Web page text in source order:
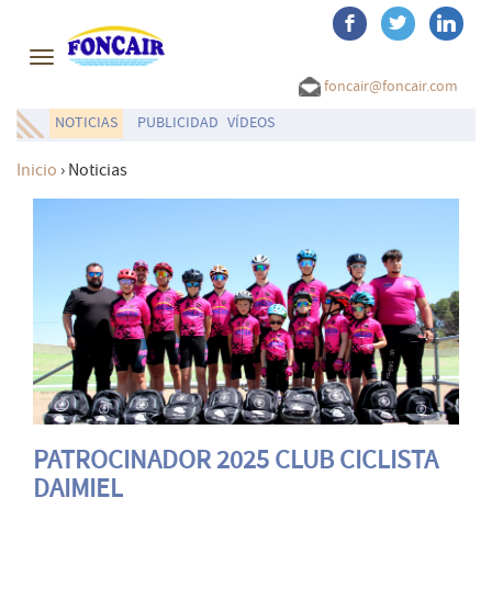
Toggle
foncair@foncair.com
NOTICIAS
PUBLICIDAD VÍDEOS
Inicio › Noticias
PATROCINADOR 2025 CLUB CICLISTA
DAIMIEL